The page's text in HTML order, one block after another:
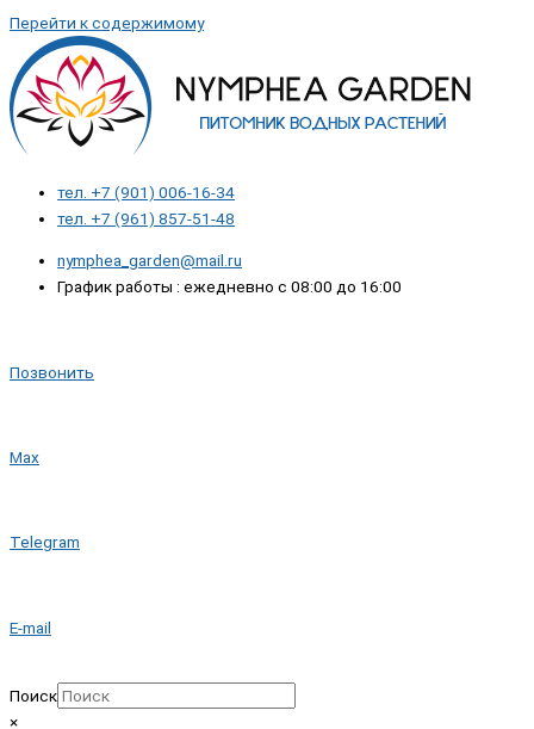
Перейти к содержимому
тел. +7 (901) 006-16-34
тел. +7 (961) 857-51-48
nymphea_garden@mail.ru
График работы : ежедневно с 08:00 до 16:00
Позвонить
Max
Telegram
E-mail
Поиск
×